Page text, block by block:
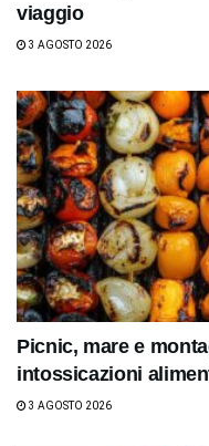
viaggio
3 AGOSTO 2026
Picnic, mare e
intossicazioni
3 AGOSTO 2026